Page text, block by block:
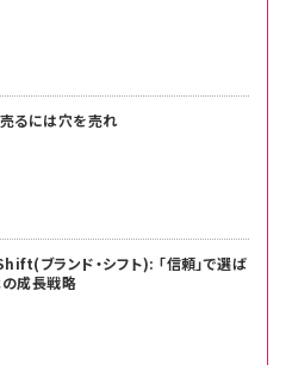
るには穴を売れ
ブランド・シフト): 「信頼」で選ば
成長戦略